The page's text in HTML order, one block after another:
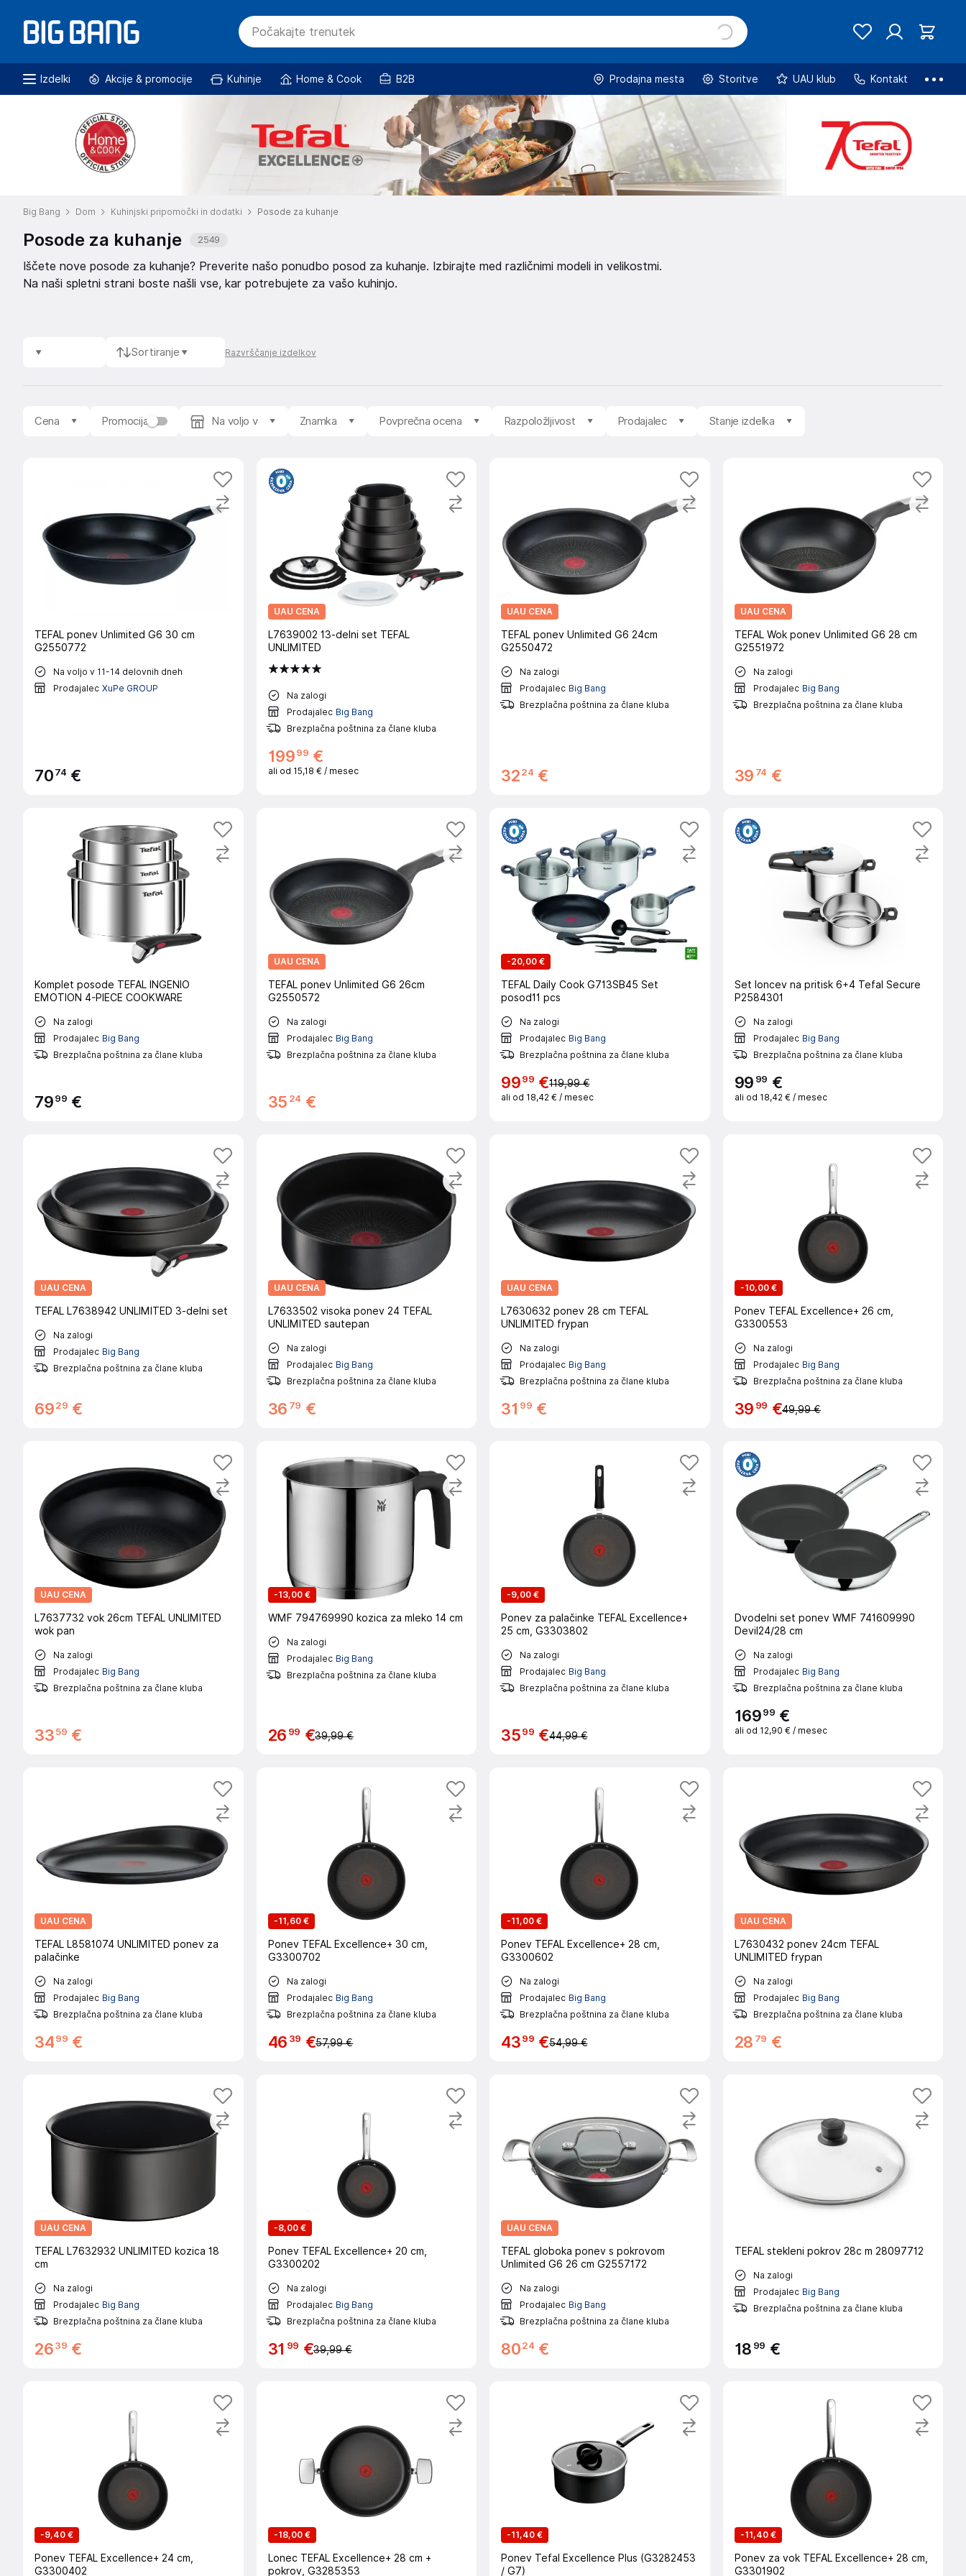
Izdelki Akcije & promocije Kuhinje Home & Cook B2B Prodajna mesta Storitve UAU klub Kontakt
Big Bang Dom Kuhinjski pripomočki in dodatki Posode za kuhanje
Posode za kuhanje 2549
Iščete nove posode za kuhanje? Preverite našo ponudbo posod za kuhanje. Izbirajte med različnimi modeli in velikostmi.
Na naši spletni strani boste našli vse, kar potrebujete za vašo kuhinjo.
Sortiranje Razvrščanje izdelkov
Cena Promocija Na voljo v Znamka Povprečna ocena Razpoložljivost Prodajalec Stanje izdelka
TEFAL ponev Unlimited G6 30 cm
G2550772
Na voljo v 11-14 delovnih dneh
Prodajalec XuPe GROUP
7074 €
UAU CENA
L7639002 13-delni set TEFAL
UNLIMITED
Na zalogi
Prodajalec Big Bang
Brezplačna poštnina za člane kluba
19999 €
ali od 15,18 € / mesec
UAU CENA
TEFAL ponev Unlimited G6 24cm
G2550472
Na zalogi
Prodajalec Big Bang
Brezplačna poštnina za člane kluba
3224 €
UAU CENA
TEFAL Wok ponev Unlimited G6 28 cm
G2551972
Na zalogi
Prodajalec Big Bang
Brezplačna poštnina za člane kluba
39 74 €
Komplet posode TEFAL INGENIO
EMOTION 4-PIECE COOKWARE
Na zalogi
Prodajalec Big Bang
Brezplačna poštnina za člane kluba
7999 €
UAU CENA
TEFAL ponev Unlimited G6 26cm
G2550572
Na zalogi
Prodajalec Big Bang
Brezplačna poštnina za člane kluba
35 24 €
-20,00 €
TEFAL Daily Cook G713SB45 Set
posod11 pcs
Na zalogi
Prodajalec Big Bang
Brezplačna poštnina za člane kluba
9999 €119,99 €
ali od 18,42 € / mesec
Set loncev na pritisk 6+4 Tefal Secure
P2584301
Na zalogi
Prodajalec Big Bang
Brezplačna poštnina za člane kluba
99 99 €
ali od 18,42 € / mesec
UAU CENA
TEFAL L7638942 UNLIMITED 3-delni set
Na zalogi
Prodajalec Big Bang
Brezplačna poštnina za člane kluba
6929 €
UAU CENA
L7633502 visoka ponev 24 TEFAL
UNLIMITED sautepan
Na zalogi
Prodajalec Big Bang
Brezplačna poštnina za člane kluba
36 79 €
UAU CENA
L7630632 ponev 28 cm TEFAL
UNLIMITED frypan
Na zalogi
Prodajalec Big Bang
Brezplačna poštnina za člane kluba
31 99 €
-10,00 €
Ponev TEFAL Excellence+ 26 cm,
G3300553
Na zalogi
Prodajalec Big Bang
Brezplačna poštnina za člane kluba
39 99 €49,99 €
UAU CENA
L7637732 vok 26cm TEFAL UNLIMITED
wok pan
Na zalogi
Prodajalec Big Bang
Brezplačna poštnina za člane kluba
3359 €
-13,00 €
WMF 794769990 kozica za mleko 14 cm
Na zalogi
Prodajalec Big Bang
Brezplačna poštnina za člane kluba
26 99 €39,99 €
-9,00 €
Ponev za palačinke TEFAL Excellence+
25 cm, G3303802
Na zalogi
Prodajalec Big Bang
Brezplačna poštnina za člane kluba
3599 €44,99 €
Dvodelni set ponev WMF 741609990
Devil24/28 cm
Na zalogi
Prodajalec Big Bang
Brezplačna poštnina za člane kluba
16999 €
ali od 12,90 € / mesec
UAU CENA
TEFAL L8581074 UNLIMITED ponev za
palačinke
Na zalogi
Prodajalec Big Bang
Brezplačna poštnina za člane kluba
3499 €
-11,60 €
Ponev TEFAL Excellence+ 30 cm,
G3300702
Na zalogi
Prodajalec Big Bang
Brezplačna poštnina za člane kluba
46 39 €57,99 €
-11,00 €
Ponev TEFAL Excellence+ 28 cm,
G3300602
Na zalogi
Prodajalec Big Bang
Brezplačna poštnina za člane kluba
4399 €54,99 €
UAU CENA
L7630432 ponev 24cm TEFAL
UNLIMITED frypan
Na zalogi
Prodajalec Big Bang
Brezplačna poštnina za člane kluba
28 79 €
UAU CENA
TEFAL L7632932 UNLIMITED kozica 18
cm
Na zalogi
Prodajalec Big Bang
Brezplačna poštnina za člane kluba
2639 €
-8,00 €
Ponev TEFAL Excellence+ 20 cm,
G3300202
Na zalogi
Prodajalec Big Bang
Brezplačna poštnina za člane kluba
31 99 €39,99 €
UAU CENA
TEFAL globoka ponev s pokrovom
Unlimited G6 26 cm G2557172
Na zalogi
Prodajalec Big Bang
Brezplačna poštnina za člane kluba
8024 €
TEFAL stekleni pokrov 28c m 28097712
Na zalogi
Prodajalec Big Bang
Brezplačna poštnina za člane kluba
18 99 €
-9,40 €
Ponev TEFAL Excellence+ 24 cm,
G3300402
-18,00 €
Lonec TEFAL Excellence+ 28 cm +
pokrov, G3285353
-11,40 €
Ponev Tefal Excellence Plus (G3282453
/ G7)
-11,40 €
Ponev za vok TEFAL Excellence+ 28 cm,
G3301902